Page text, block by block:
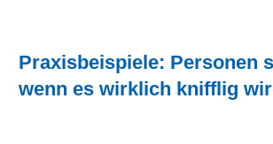
Praxisbeispiele: Personen
wenn es wirklich knifflig